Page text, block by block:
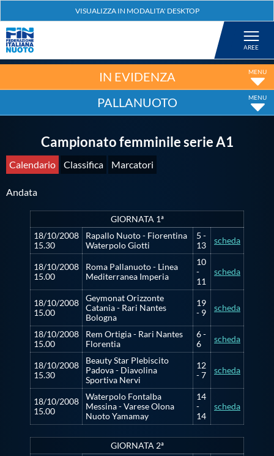
Nuoto
Tuffi
Salvamento
Master
Formazione
Scuole Nuoto
IN EVIDENZA
PALLANUOTO
Campionato femminile serie A1
Calendario Classifica Marcatori
Andata
GIORNATA 1ª
18/10/2008
15.30
Rapallo Nuoto - Fiorentina
Waterpolo Giotti
5 -
13
scheda
18/10/2008
15.00
Roma Pallanuoto - Linea
Mediterranea Imperia
10
-
11
scheda
18/10/2008
15.00
Geymonat Orizzonte
Catania - Rari Nantes
Bologna
19
- 9
scheda
18/10/2008
15.00
Rem Ortigia - Rari Nantes
Florentia
6 -
6
scheda
18/10/2008
15.30
Beauty Star Plebiscito
Padova - Diavolina
Sportiva Nervi
12
- 7
scheda
18/10/2008
15.00
Waterpolo Fontalba
Messina - Varese Olona
Nuoto Yamamay
14
-
14
scheda
GIORNATA 2ª